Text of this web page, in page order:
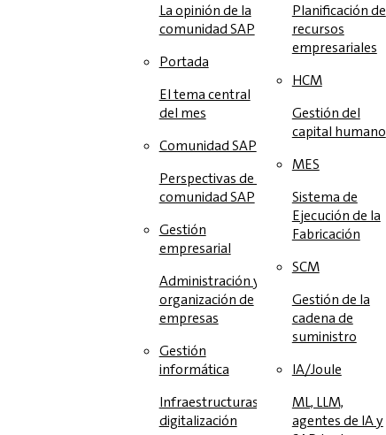
La opinión de la
comunidad SAP
Portada
El tema central
del mes
Comunidad SAP
Perspectivas de la
comunidad SAP
Gestión
empresarial
Administración y
organización de
empresas
Gestión
informática
Infraestructuras y
digitalización
Planificación de
recursos
empresariales
HCM
Gestión del
capital humano
MES
Sistema de
Ejecución de la
Fabricación
SCM
Gestión de la
cadena de
suministro
IA/Joule
ML, LLM,
agentes de IA y